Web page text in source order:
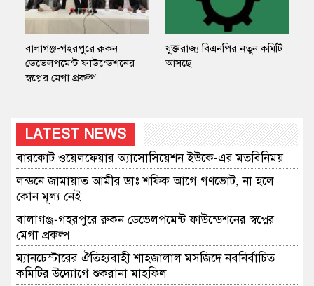
বালাগঞ্জ-গহরপুরে রুকন
ডেভেলপমেন্ট ফাউন্ডেশনের
স্বপ্নের মেগা প্রকল্প
যুক্তরাজ্য বিএনপির নতুন কমিটি
আসছে
LATEST NEWS
বারকোট ওয়েলফেয়ার অ্যাসোসিয়েশন ইউকে-এর মতবিনিময়
লন্ডনে জামায়াত আমীর ডাঃ শফিক আগে গণভোট, না হলে
কোন মূল্য নেই
বালাগঞ্জ-গহরপুরে রুকন ডেভেলপমেন্ট ফাউন্ডেশনের স্বপ্নের
মেগা প্রকল্প
​ম্যানচেস্টারের ঐতিহ্যবাহী শাহজালাল মসজিদে নবনির্বাচিত
কমিটির উদ্যোগে শুকরানা মাহফিল